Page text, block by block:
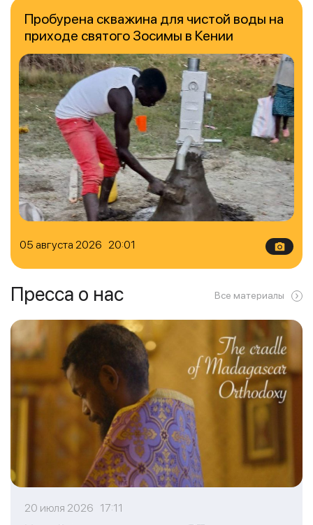
05 августа 2026 20:01
Пробурена скважина для чистой воды на
приходе святого Зосимы в Кении
Пресса о нас Все материалы
20 июля 2026 17:11